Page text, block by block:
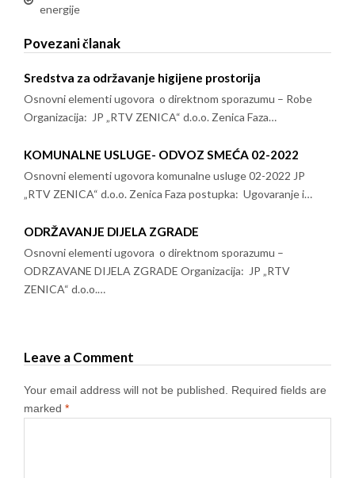
energije
Povezani članak
Sredstva za održavanje higijene prostorija
Osnovni elementi ugovora o direktnom sporazumu – Robe
Organizacija: JP „RTV ZENICA“ d.o.o. Zenica Faza…
KOMUNALNE USLUGE- ODVOZ SMEĆA 02-2022
Osnovni elementi ugovora komunalne usluge 02-2022 JP
„RTV ZENICA“ d.o.o. Zenica Faza postupka: Ugovaranje i…
ODRŽAVANJE DIJELA ZGRADE
Osnovni elementi ugovora o direktnom sporazumu –
ODRZAVANE DIJELA ZGRADE Organizacija: JP „RTV
ZENICA“ d.o.o.…
Leave a Comment
Your email address will not be published.
Required fields are
marked *